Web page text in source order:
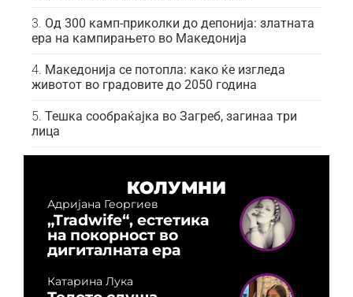
Од 300 камп-приколки до депонија: златната
ера на кампирањето во Македонија
Македонија се потопла: како ќе изгледа
животот во градовите до 2050 година
Тешка сообраќајка во Загреб, загинаа три
лица
КОЛУМНИ
Адријана Георгиев
„Tradwife“, естетика
на покорност во
дигиталната ера
Катарина Лука